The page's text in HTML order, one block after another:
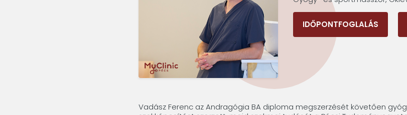
IDŐPONTFOGLALÁS
Vadász Ferenc az Andragógia BA diploma megszerzését követően